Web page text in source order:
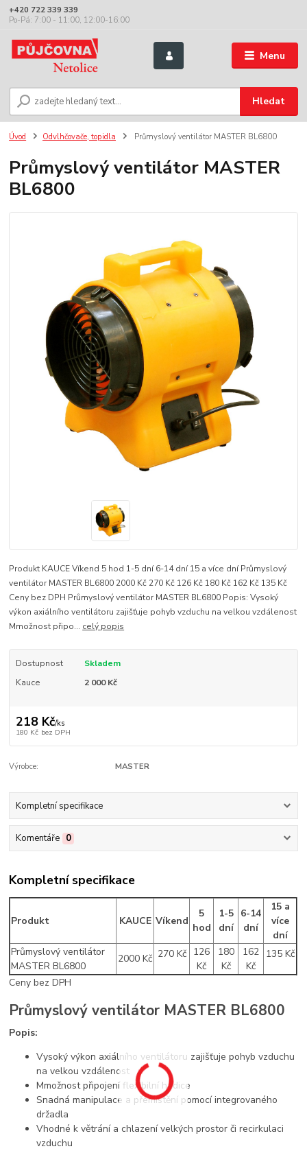
Menu
Hledat
+420 722 339 339
Po-Pá: 7:00 - 11:00, 12:00-16:00
Úvod Odvlhčovače, topidla Průmyslový ventilátor MASTER BL6800
Průmyslový ventilátor MASTER
BL6800
Produkt KAUCE Víkend 5 hod 1-5 dní 6-14 dní 15 a více dní Průmyslový
ventilátor MASTER BL6800 2000 Kč 270 Kč 126 Kč 180 Kč 162 Kč 135 Kč
Ceny bez DPH Průmyslový ventilátor MASTER BL6800 Popis: Vysoký
výkon axiálního ventilátoru zajišťuje pohyb vzduchu na velkou vzdálenost
Mmožnost připo... celý popis
Dostupnost
Skladem
Kauce
2 000 Kč
218 Kč/ks
180 Kč bez DPH
Výrobce: MASTER
Kompletní specifikace
Komentáře 0
Kompletní specifikace
Produkt KAUCE Víkend
5
hod
1-5
dní
6-14
dní
15 a
více
dní
Průmyslový ventilátor
MASTER BL6800
2000 Kč 270 Kč 126
Kč
180
Kč
162
Kč
135 Kč
Ceny bez DPH
Průmyslový ventilátor MASTER BL6800
Popis:
Vysoký výkon axiálního ventilátoru zajišťuje pohyb vzduchu
na velkou vzdálenost
Mmožnost připojení flexibilní hadice
Snadná manipulace a přemistění pomocí integrovaného
držadla
Vhodné k větrání a chlazení velkých prostor či recirkulaci
vzduchu